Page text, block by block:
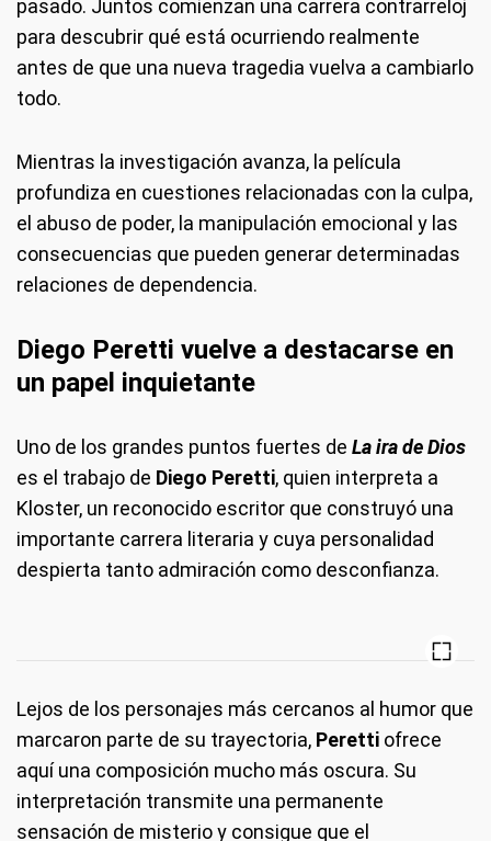
pasado. Juntos comienzan una carrera contrarreloj
para descubrir qué está ocurriendo realmente
antes de que una nueva tragedia vuelva a cambiarlo
todo.
Mientras la investigación avanza, la película
profundiza en cuestiones relacionadas con la culpa,
el abuso de poder, la manipulación emocional y las
consecuencias que pueden generar determinadas
relaciones de dependencia.
Diego Peretti vuelve a destacarse en
un papel inquietante
Uno de los grandes puntos fuertes de La ira de Dios
es el trabajo de Diego Peretti, quien interpreta a
Kloster, un reconocido escritor que construyó una
importante carrera literaria y cuya personalidad
despierta tanto admiración como desconfianza.
Lejos de los personajes más cercanos al humor que
marcaron parte de su trayectoria, Peretti ofrece
aquí una composición mucho más oscura. Su
interpretación transmite una permanente
sensación de misterio y consigue que el